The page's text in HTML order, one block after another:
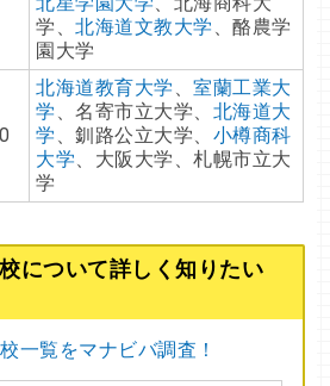
学、北海道文教大学 、酪農学
園大学
北海道教育大学 、室蘭工業大
学 、名寄市立大学、 北海道大
学 、釧路公立大学、 小樽商科
大学 、大阪大学、札幌市立大
学
について詳しく知りたい
一覧をマナビバ調査！